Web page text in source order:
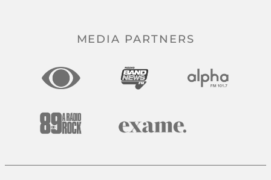
MEDIA PARTNERS